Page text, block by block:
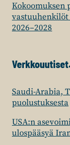
Kokoomuksen
2026–2028
Saudi-Arabia,
puolustuksesta
USA:n
ulospääsyä